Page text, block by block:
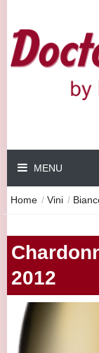
MENU
Home / Vini /
2012